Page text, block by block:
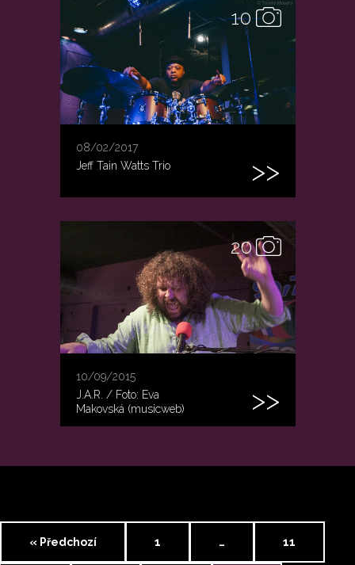
10
08/02/2017
Jeff Tain Watts Trio
20
10/09/2015
J.A.R. / Foto: Eva
Makovská (musicweb)
« Předchozí 1 … 11